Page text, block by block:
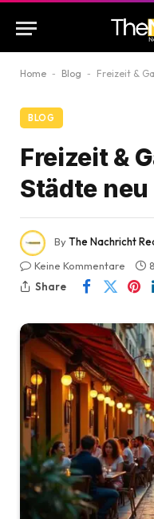
Home - Blog - Freizeit &
BLOG
Freizeit &
Städte
ByThe Nachricht
Keine Kommentare
Share